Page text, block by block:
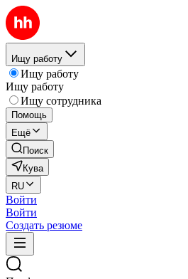
Ищу работу
Ищу работу
Ищу работу
Ищу сотрудника
Помощь
Ещё
Поиск
Кува
RU
Войти
Войти
Создать резюме